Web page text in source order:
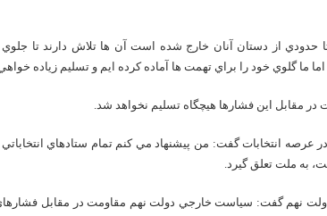
از دستان آنان خارج شده است آن ها تلاش دارند تا جلوي
ما گلوي خود را براي تهمت ها آماده کرده ايم و تسليم زياده
در مقابل اين فشارها هيچگاه تسليم نخواهد شد.
عرصه انتخابات گفت: من پيشنهاد مي کنم تمام ستادهاي
به ملت تعلق گيرد.
نهم گفت: سياست خارجي دولت نهم مقاومت در مقابل